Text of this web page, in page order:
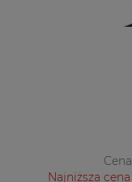
Najniższa